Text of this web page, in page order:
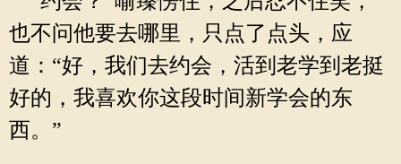
也不问他要去哪里，只点了点头，应
道：“好，我们去约会，活到老学到老挺
好的，我喜欢你这段时间新学会的东
西。”